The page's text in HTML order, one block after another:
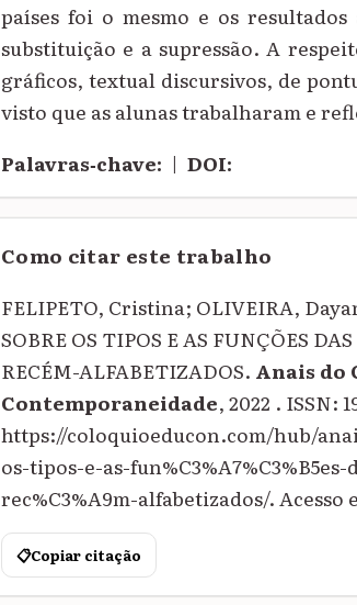
países foi o mesmo e os
substituição e a supressão. A
gráficos, textual discursivos, de
visto que as alunas trabalharam e
Palavras‑chave: | DOI:
Como citar este trabalho
FELIPETO, Cristina; OLIVEIRA,
SOBRE OS TIPOS E AS FUNÇÕES
RECÉM-ALFABETIZADOS. Anais do
Contemporaneidade, 2022 . ISSN:
https://coloquioeducon.com/hub/
os-tipos-e-as-
rec%C3%A9m-alfabetizados/. Acesso
📋Copiar citação